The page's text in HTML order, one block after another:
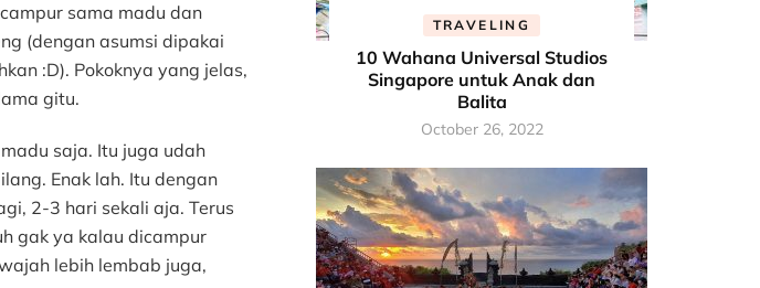
sama madu dan
(dengan asumsi dipakai
:D). Pokoknya yang jelas,
gitu.
saja. Itu juga udah
Enak lah. Itu dengan
2-3 hari sekali aja. Terus
gak ya kalau dicampur
lebih lembab juga,
TRAVELING
10 Wahana Universal Studios
Singapore untuk Anak dan
Balita
October 26, 2022